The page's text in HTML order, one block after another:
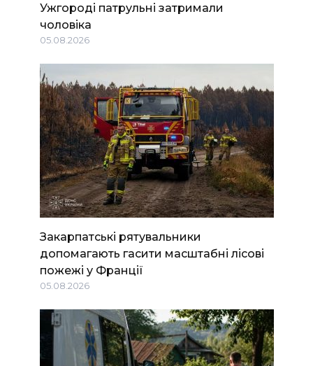
Ужгороді патрульні затримали
чоловіка
05.08.2026
Закарпатські рятувальники
допомагають гасити масштабні лісові
пожежі у Франції
05.08.2026